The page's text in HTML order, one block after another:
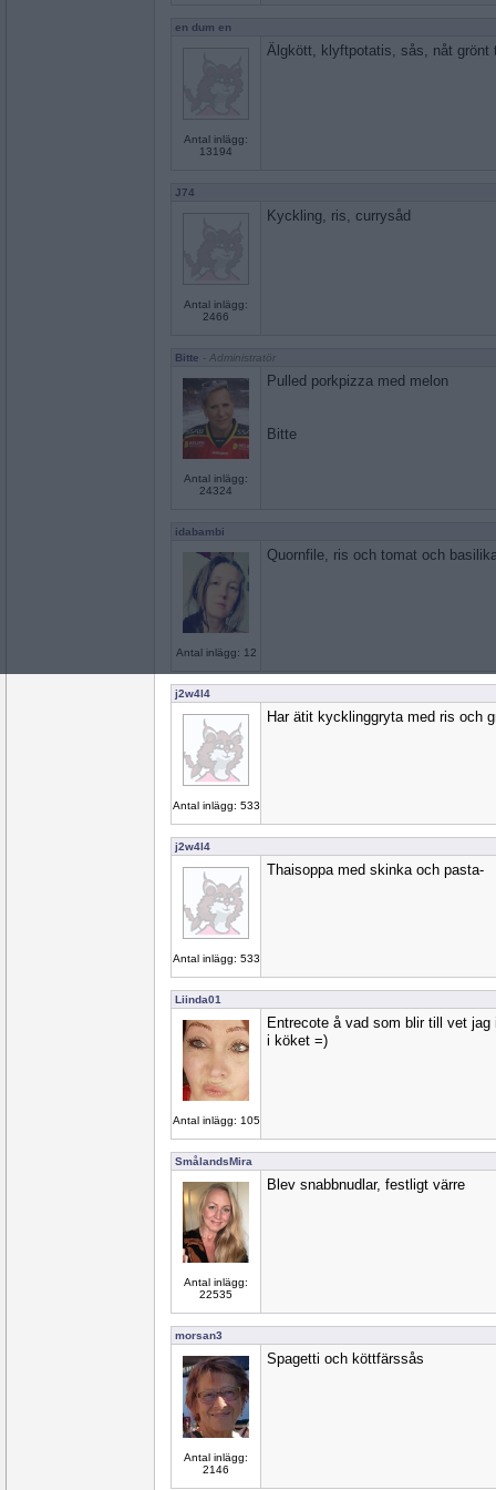
en dum en
Antal inlägg:
13194
Älgkött, klyftpotatis, sås, nåt grönt
J74
Antal inlägg:
2466
Kyckling, ris, currysåd
Bitte - Administratör
Antal inlägg:
24324
Pulled porkpizza med melon
Bitte
idabambi
Antal inlägg: 12
Quornfile, ris och tomat och
j2w4l4
Antal inlägg: 533
Har ätit kycklinggryta med ris och
j2w4l4
Antal inlägg: 533
Thaisoppa med skinka och pasta-
Liinda01
Antal inlägg: 105
Entrecote å vad som blir till vet
i köket =)
SmålandsMira
Antal inlägg:
22535
Blev snabbnudlar, festligt värre
morsan3
Antal inlägg:
2146
Spagetti och köttfärssås